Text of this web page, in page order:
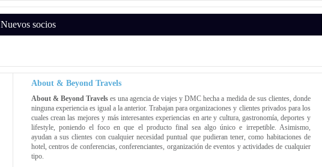
Nuevos socios
About & Beyond Travels
About & Beyond Travelses una agencia de viajes y DMC hecha a medida de sus clientes, donde
ninguna experiencia es igual a la anterior. Trabajan para organizaciones y clientes privados para los
cuales crean las mejores y más interesantes experiencias en arte y cultura, gastronomía, deportes y
lifestyle, poniendo el foco en que el producto final sea algo único e irrepetible. Asimismo,
ayudan a sus clientes con cualquier necesidad puntual que pudieran tener, como habitaciones de
hotel, centros de conferencias, conferenciantes, organización de eventos y actividades de cualquier
tipo.